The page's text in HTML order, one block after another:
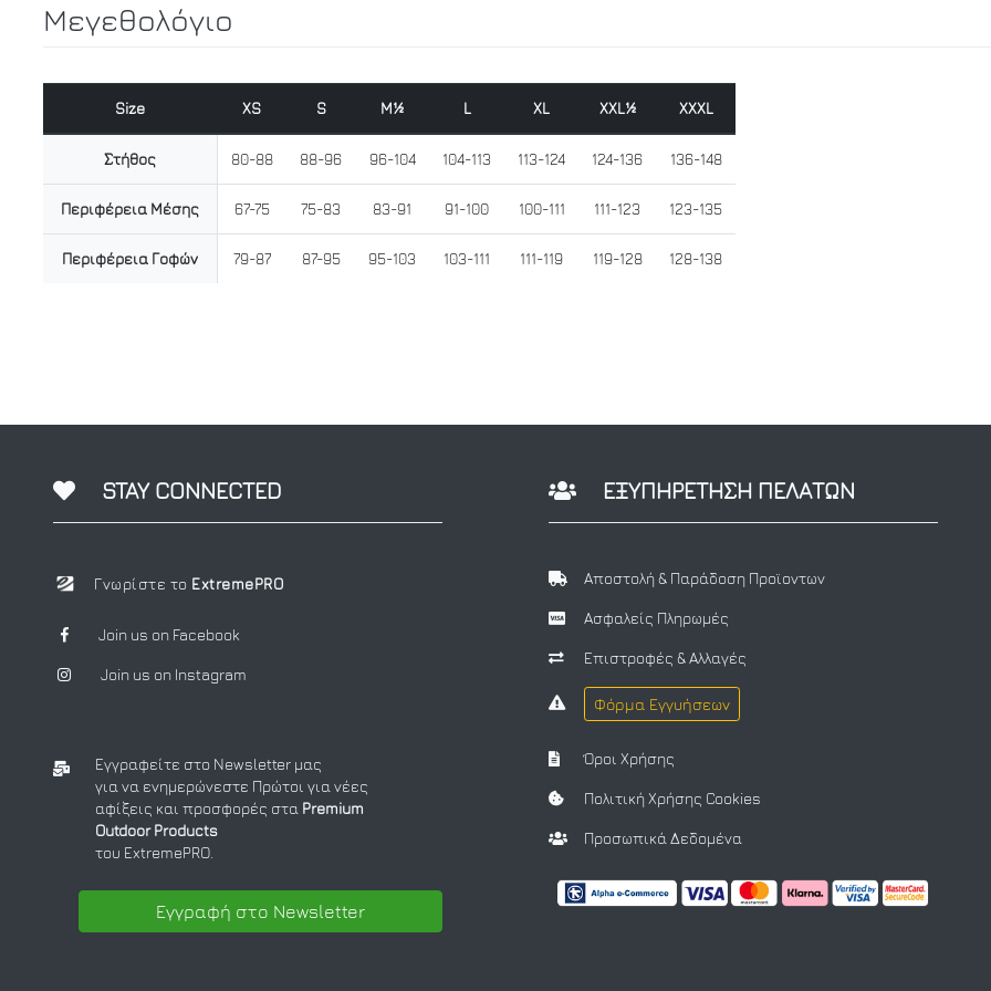
Μεγεθολόγιο
Size XS S M½ L XL XXL½ XXXL
Στήθος 80-88 88-96 96-104 104-113 113-124 124-136 136-148
Περιφέρεια Μέσης 67-75 75-83 83-91 91-100 100-111 111-123 123-135
Περιφέρεια Γοφών 79-87 87-95 95-103 103-111 111-119 119-128 128-138
STAY CONNECTED
Γνωρίστε το ExtremePRO
Join us on Facebook
Join us on Instagram
Εγγραφείτε στο Newsletter μας
για να ενημερώνεστε Πρώτοι για νέες
αφίξεις και προσφορές στα Premium
Outdoor Products
του ExtremePRO.
Εγγραφή στο Newsletter
ΕΞΥΠΗΡΕΤΗΣΗ ΠΕΛΑΤΩΝ
Αποστολή & Παράδοση Προϊοντων
Ασφαλείς Πληρωμές
Επιστροφές & Αλλαγές
Φόρμα Εγγυήσεων
Όροι Χρήσης
Πολιτική Χρήσης Cookies
Προσωπικά Δεδομένα